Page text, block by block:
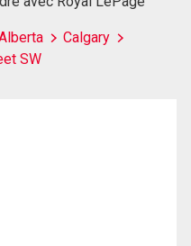
Calgary
SW